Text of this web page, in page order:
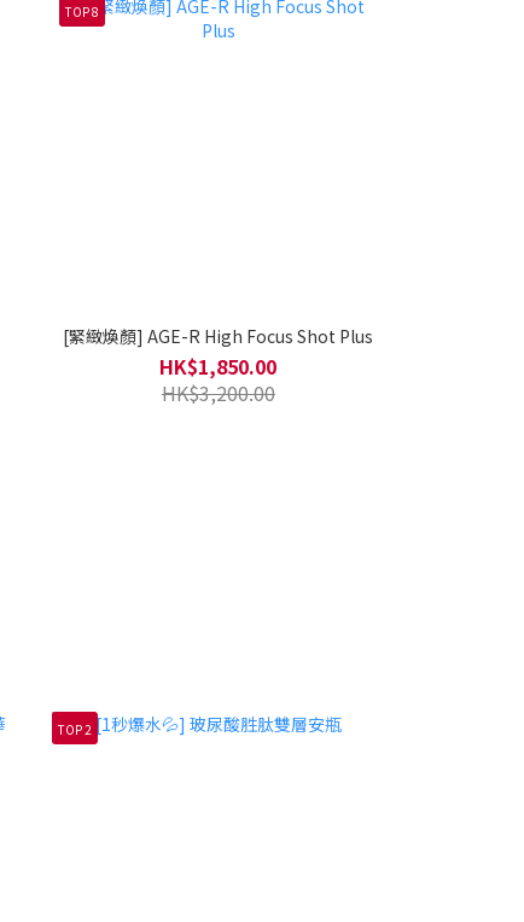
TOP 8
[緊緻煥顏] AGE-R High Focus Shot Plus
HK$1,850.00
HK$3,200.00
TOP 2